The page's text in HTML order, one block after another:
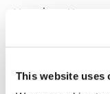
This website uses
Vor einer
rechtlichen,
Auswirkungen
werden, um
Umwandlung